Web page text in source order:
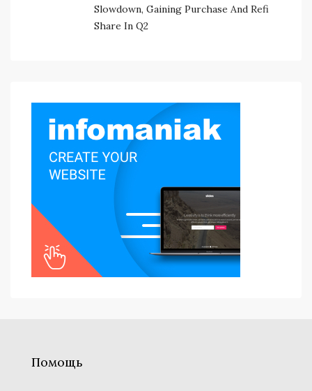
Slowdown, Gaining Purchase And Refi
Share In Q2
Помощь